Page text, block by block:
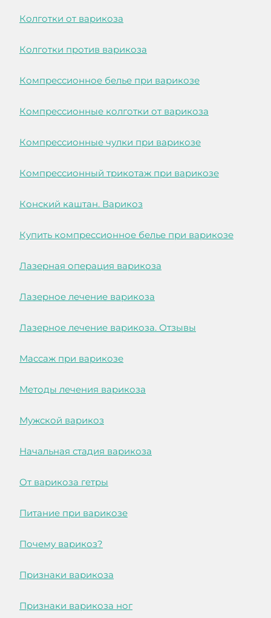
Колготки от варикоза
Колготки против варикоза
Компрессионное белье при варикозе
Компрессионные колготки от варикоза
Компрессионные чулки при варикозе
Компрессионный трикотаж при варикозе
Конский каштан. Варикоз
Купить компрессионное белье при варикозе
Лазерная операция варикоза
Лазерное лечение варикоза
Лазерное лечение варикоза. Отзывы
Массаж при варикозе
Методы лечения варикоза
Мужской варикоз
Начальная стадия варикоза
От варикоза гетры
Питание при варикозе
Почему варикоз?
Признаки варикоза
Признаки варикоза ног